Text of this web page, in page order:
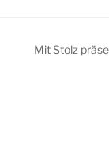
Mit Stolz